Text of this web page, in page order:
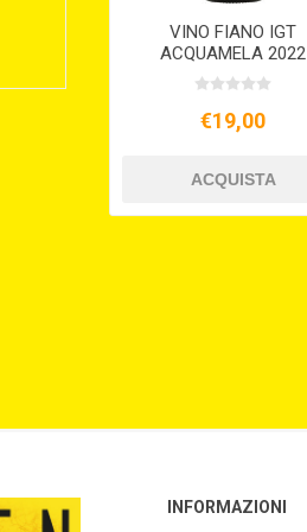
VINO FIANO IGT
ACQUAMELA 2022
€19,00
INFORMAZIONI